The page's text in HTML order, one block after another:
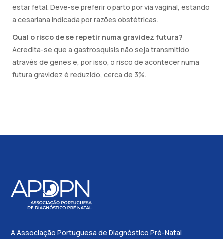
estar fetal. Deve-se preferir o parto por via vaginal, estando
a cesariana indicada por razões obstétricas.
Qual o risco de se repetir numa gravidez futura?
Acredita-se que a gastrosquisis não seja transmitido
através de genes e, por isso, o risco de acontecer numa
futura gravidez é reduzido, cerca de 3%.
A Associação Portuguesa de Diagnóstico Pré-Natal